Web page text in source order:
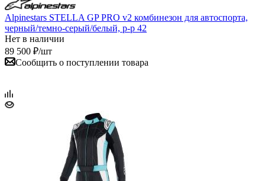
Alpinestars STELLA GP PRO v2 комбинезон для автоспорта,
черный/темно-серый/белый, р-р 42
Нет в наличии
89 500 ₽/шт
Сообщить о поступлении товара